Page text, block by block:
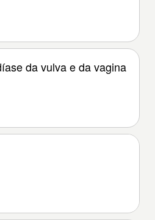
da vulva e da vagina